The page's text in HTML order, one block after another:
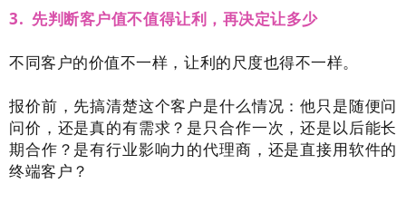
3. 先判断客户值不值得让利，再决定让多少
不同客户的价值不一样，让利的尺度也得不一样。
报价前，先搞清楚这个客户是什么情况：他只是随便问
问价，还是真的有需求？是只合作一次，还是以后能长
期合作？是有行业影响力的代理商，还是直接用软件的
终端客户？